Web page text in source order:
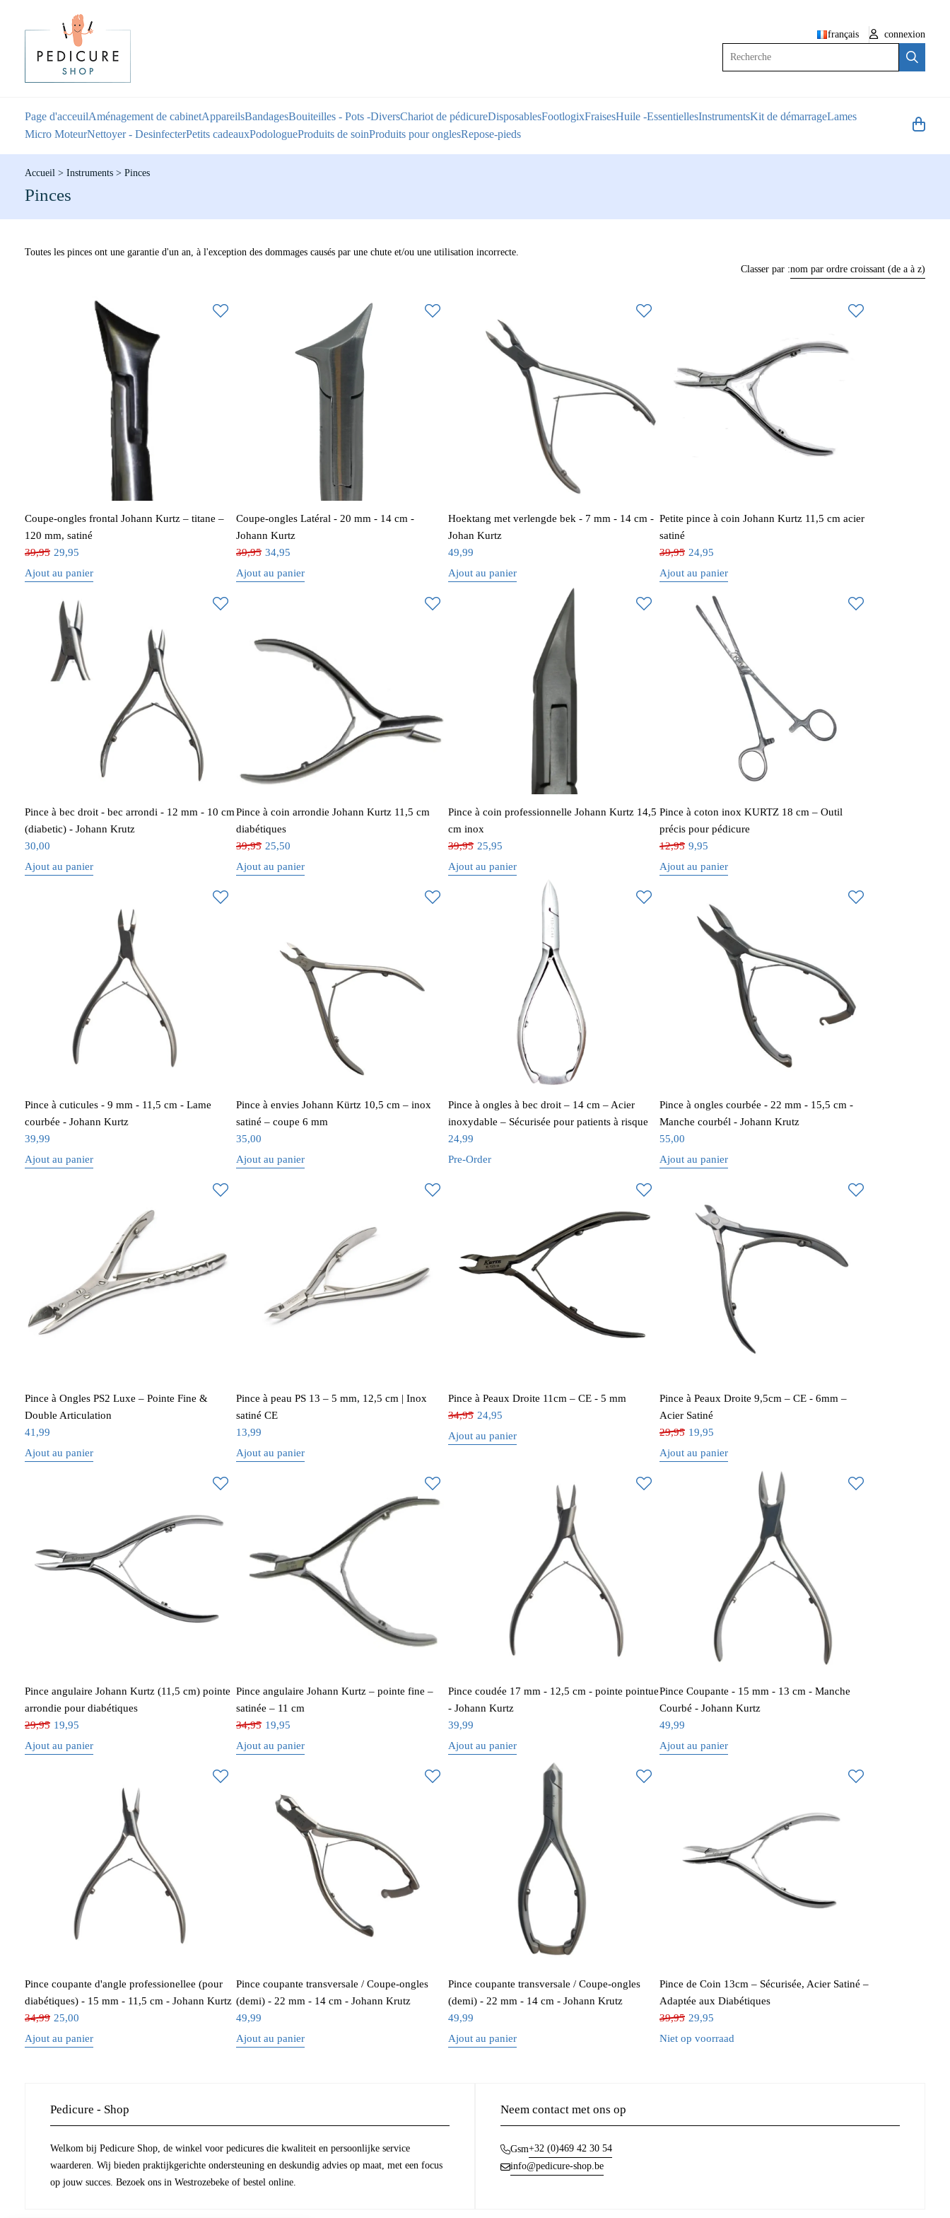
français
connexion
Page d'acceuilAménagement de cabinetAppareilsBandagesBouiteilles - Pots -DiversChariot de pédicureDisposablesFootlogixFraisesHuile -EssentiellesInstrumentsKit de démarrageLames
Micro MoteurNettoyer - DesinfecterPetits cadeauxPodologueProduits de soinProduits pour onglesRepose-pieds
Accueil > Instruments > Pinces
Pinces
Toutes les pinces ont une garantie d'un an, à l'exception des dommages causés par une chute et/ou une utilisation incorrecte.
Classer par :nom par ordre croissant (de a à z)
Coupe-ongles frontal Johann Kurtz – titane –
120 mm, satiné
39,95 29,95
Ajout au panier
Coupe-ongles Latéral - 20 mm - 14 cm -
Johann Kurtz
39,95 34,95
Ajout au panier
Hoektang met verlengde bek - 7 mm - 14 cm -
Johan Kurtz
49,99
Ajout au panier
Petite pince à coin Johann Kurtz 11,5 cm acier
satiné
39,95 24,95
Ajout au panier
Pince à bec droit - bec arrondi - 12 mm - 10 cm
(diabetic) - Johann Krutz
30,00
Ajout au panier
Pince à coin arrondie Johann Kurtz 11,5 cm
diabétiques
39,95 25,50
Ajout au panier
Pince à coin professionnelle Johann Kurtz 14,5
cm inox
39,95 25,95
Ajout au panier
Pince à coton inox KURTZ 18 cm – Outil
précis pour pédicure
12,95 9,95
Ajout au panier
Pince à cuticules - 9 mm - 11,5 cm - Lame
courbée - Johann Kurtz
39,99
Ajout au panier
Pince à envies Johann Kürtz 10,5 cm – inox
satiné – coupe 6 mm
35,00
Ajout au panier
Pince à ongles à bec droit – 14 cm – Acier
inoxydable – Sécurisée pour patients à risque
24,99
Pre-Order
Pince à ongles courbée - 22 mm - 15,5 cm -
Manche courbél - Johann Krutz
55,00
Ajout au panier
Pince à Ongles PS2 Luxe – Pointe Fine &
Double Articulation
41,99
Ajout au panier
Pince à peau PS 13 – 5 mm, 12,5 cm | Inox
satiné CE
13,99
Ajout au panier
Pince à Peaux Droite 11cm – CE - 5 mm
34,95 24,95
Ajout au panier
Pince à Peaux Droite 9,5cm – CE - 6mm –
Acier Satiné
29,95 19,95
Ajout au panier
Pince angulaire Johann Kurtz (11,5 cm) pointe
arrondie pour diabétiques
29,95 19,95
Ajout au panier
Pince angulaire Johann Kurtz – pointe fine –
satinée – 11 cm
34,95 19,95
Ajout au panier
Pince coudée 17 mm - 12,5 cm - pointe pointue
- Johann Kurtz
39,99
Ajout au panier
Pince Coupante - 15 mm - 13 cm - Manche
Courbé - Johann Kurtz
49,99
Ajout au panier
Pince coupante d'angle professionellee (pour
diabétiques) - 15 mm - 11,5 cm - Johann Kurtz
34,99 25,00
Ajout au panier
Pince coupante transversale / Coupe-ongles
(demi) - 22 mm - 14 cm - Johann Krutz
49,99
Ajout au panier
Pince coupante transversale / Coupe-ongles
(demi) - 22 mm - 14 cm - Johann Krutz
49,99
Ajout au panier
Pince de Coin 13cm – Sécurisée, Acier Satiné –
Adaptée aux Diabétiques
39,95 29,95
Niet op voorraad
Pedicure - Shop
Welkom bij Pedicure Shop, de winkel voor pedicures die kwaliteit en persoonlijke service
waarderen. Wij bieden praktijkgerichte ondersteuning en deskundig advies op maat, met een focus
op jouw succes. Bezoek ons in Westrozebeke of bestel online.
Neem contact met ons op
Gsm+32 (0)469 42 30 54
info@pedicure-shop.be